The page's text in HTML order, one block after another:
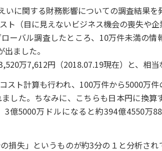
に関する財務影響についての調査結果を
ト（目に見えないビジネス機会の喪失や
ーバル調査したところ、10万件未満の
ました。
万7,612円（2018.07.19現在）と、相当
スト計算も行われ、100万件から5000万
した。ちなみに、こちらも日本円に換
3億5000万ドルになると約394億4550万
損失」というものが約3分の１と分析さ